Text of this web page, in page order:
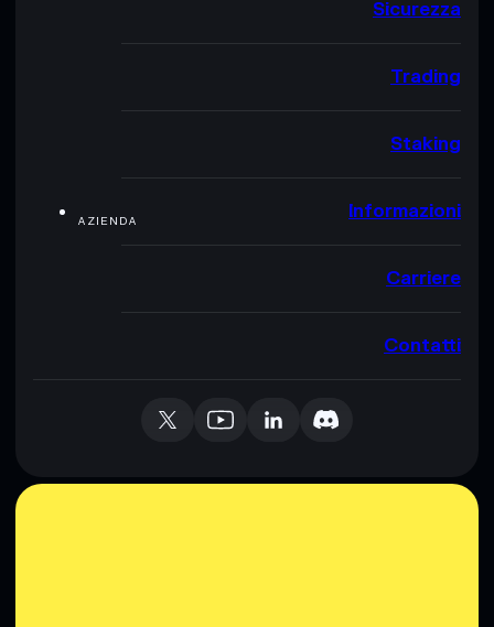
Sicurezza
Trading
Staking
AZIENDA Informazioni
Carriere
Contatti